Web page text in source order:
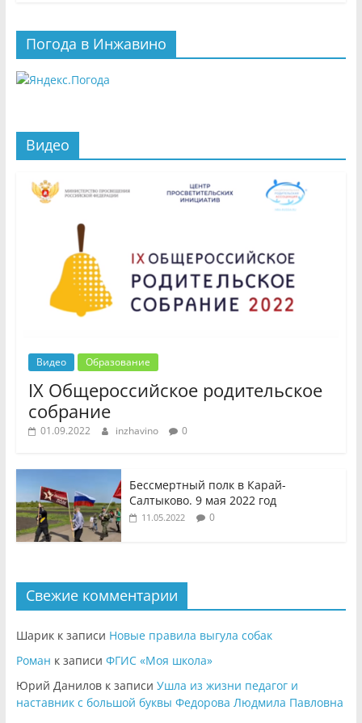
Погода в Инжавино
Видео
Видео Образование
IX Общероссийское родительское
собрание
01.09.2022 inzhavino 0
Бессмертный полк в Карай-
Салтыково. 9 мая 2022 год
11.05.2022 0
Свежие комментарии
Шарикк записи Новые правила выгула собак
Роман к записи ФГИС «Моя школа»
Юрий Даниловк записи Ушла из жизни педагог и
наставник с большой буквы Федорова Людмила Павловна